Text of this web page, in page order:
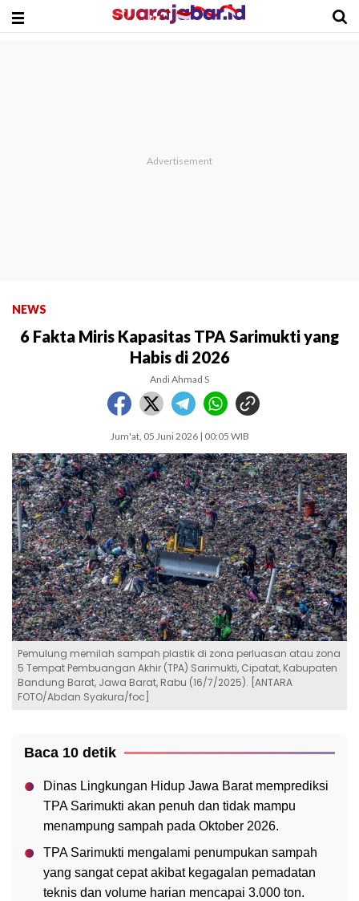
NEWS
6 Fakta Miris Kapasitas TPA Sarimukti yang
Habis di 2026
Andi Ahmad S
Jum'at, 05 Juni 2026 | 00:05 WIB
Pemulung memilah sampah plastik di zona perluasan atau zona
5 Tempat Pembuangan Akhir (TPA) Sarimukti, Cipatat, Kabupaten
Bandung Barat, Jawa Barat, Rabu (16/7/2025). [ANTARA
FOTO/Abdan Syakura/foc]
Baca 10 detik
Dinas Lingkungan Hidup Jawa Barat memprediksi
TPA Sarimukti akan penuh dan tidak mampu
menampung sampah pada Oktober 2026.
TPA Sarimukti mengalami penumpukan sampah
yang sangat cepat akibat kegagalan pemadatan
teknis dan volume harian mencapai 3.000 ton.